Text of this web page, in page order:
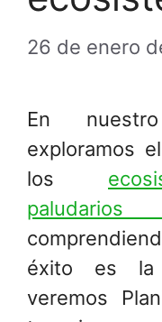
26 de enero
En
exploramos
los
éxito es
veremos